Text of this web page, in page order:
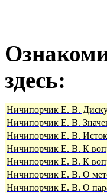
здесь:
Ничипорчик Е. В.
Ничипорчик Е. В.
Ничипорчик Е. В.
Ничипорчик Е. В. К
Ничипорчик Е. В. К
Ничипорчик Е. В. О
Ничипорчик Е. В. О